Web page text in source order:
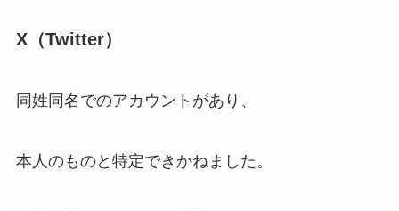
X（Twitter）
同姓同名でのアカウントがあり、
本人のものと特定できかねました。